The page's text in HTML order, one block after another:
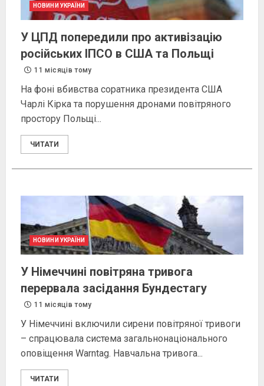
НОВИНИ УКРАЇНИ
У ЦПД попередили про активізацію
російських ІПСО в США та Польщі
11 місяців тому
На фоні вбивства соратника президента США
Чарлі Кірка та порушення дронами повітряного
простору Польщі...
ЧИТАТИ
НОВИНИ УКРАЇНИ
У Німеччині повітряна тривога
перервала засідання Бундестагу
11 місяців тому
У Німеччині включили сирени повітряної тривоги
– спрацювала система загальнонаціонального
оповіщення Warntag. Навчальна тривога...
ЧИТАТИ